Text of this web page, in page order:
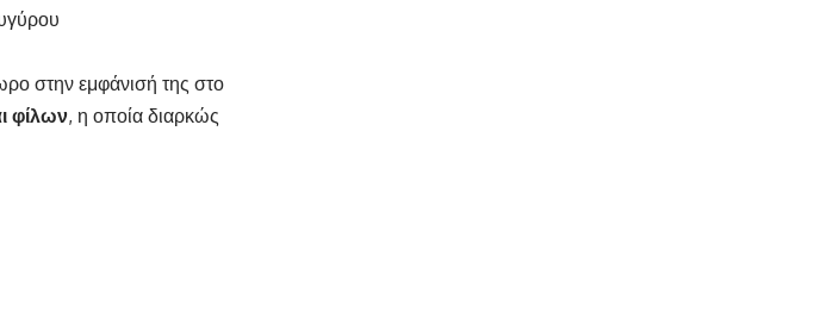
στην εμφάνισή της στο
φίλων, η οποία διαρκώς